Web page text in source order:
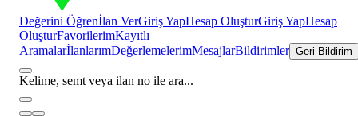
Değerini Öğrenİlan VerGiriş YapHesap OluşturGiriş YapHesap
OluşturFavorilerimKayıtlı
AramalarİlanlarımDeğerlemelerimMesajlarBildirimler Geri Bildirim
Kelime, semt veya ilan no ile ara...